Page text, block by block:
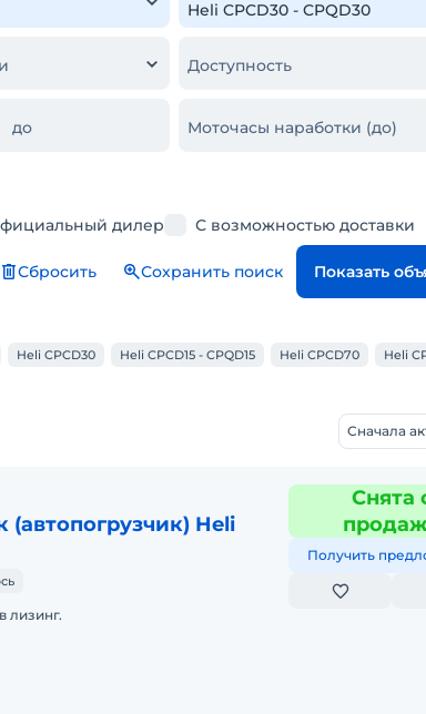
Доступность
до Моточасы наработки (до)
дилер С возможностью доставки
Сбросить Сохранить поиск Показать
Heli CPCD30 Heli CPCD15 - CPQD15 Heli CPCD70 Heli
Сначала
Heli
лизинг.
Снята
Получить